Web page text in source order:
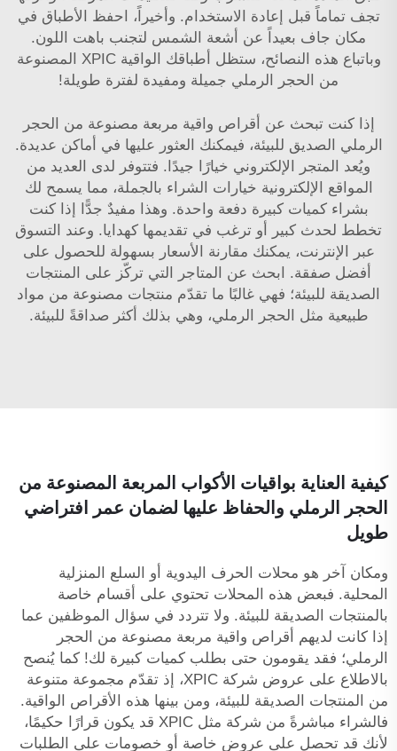
تجف تماماً قبل إعادة الاستخدام. وأخيراً، احفظ الأطباق في
مكان جاف بعيداً عن أشعة الشمس لتجنب باهت اللون.
وباتباع هذه النصائح، ستظل أطباقك الواقية XPIC المصنوعة
من الحجر الرملي جميلة ومفيدة لفترة طويلة!
إذا كنت تبحث عن أقراص واقية مربعة مصنوعة من الحجر
الرملي الصديق للبيئة، فيمكنك العثور عليها في أماكن عديدة.
ويُعد المتجر الإلكتروني خيارًا جيدًا. فتتوفر لدى العديد من
المواقع الإلكترونية خيارات الشراء بالجملة، مما يسمح لك
بشراء كميات كبيرة دفعة واحدة. وهذا مفيدٌ جدًّا إذا كنت
تخطط لحدث كبير أو ترغب في تقديمها كهدايا. وعند التسوق
عبر الإنترنت، يمكنك مقارنة الأسعار بسهولة للحصول على
أفضل صفقة. ابحث عن المتاجر التي تركّز على المنتجات
الصديقة للبيئة؛ فهي غالبًا ما تقدّم منتجات مصنوعة من مواد
طبيعية مثل الحجر الرملي، وهي بذلك أكثر صداقةً للبيئة.
كيفية العناية بواقيات الأكواب المربعة المصنوعة من
الحجر الرملي والحفاظ عليها لضمان عمر افتراضي
طويل
ومكان آخر هو محلات الحرف اليدوية أو السلع المنزلية
المحلية. فبعض هذه المحلات تحتوي على أقسام خاصة
بالمنتجات الصديقة للبيئة. ولا تتردد في سؤال الموظفين عما
إذا كانت لديهم أقراص واقية مربعة مصنوعة من الحجر
الرملي؛ فقد يقومون حتى بطلب كميات كبيرة لك! كما يُنصح
بالاطلاع على عروض شركة XPIC، إذ تقدّم مجموعة متنوعة
من المنتجات الصديقة للبيئة، ومن بينها هذه الأقراص الواقية.
فالشراء مباشرةً من شركة مثل XPIC قد يكون قرارًا حكيمًا،
لأنك قد تحصل على عروض خاصة أو خصومات على الطلبات